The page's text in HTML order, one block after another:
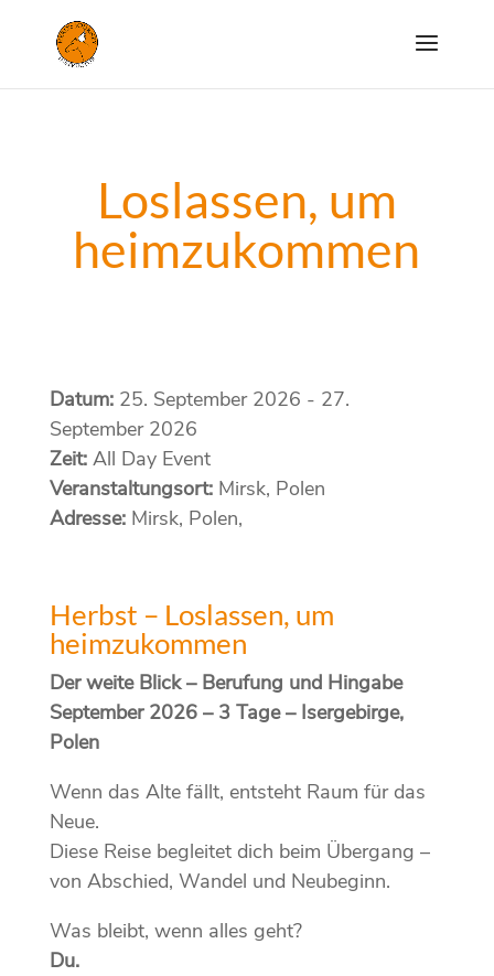
Loslassen, um
heimzukommen
Datum: 25. September 2026 - 27.
September 2026
Zeit: All Day Event
Veranstaltungsort: Mirsk, Polen
Adresse: Mirsk, Polen,
Herbst – Loslassen, um
heimzukommen
Der weite Blick – Berufung und Hingabe
September 2026 – 3 Tage – Isergebirge,
Polen
Wenn das Alte fällt, entsteht Raum für das
Neue.
Diese Reise begleitet dich beim Übergang –
von Abschied, Wandel und Neubeginn.
Was bleibt, wenn alles geht?
Du.